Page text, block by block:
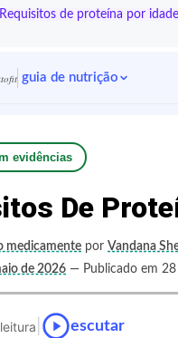
Requisitos de proteína por
guia de nutrição
evidências
De
medicamente por Vandana
de 2026 — Publicado em
escutar